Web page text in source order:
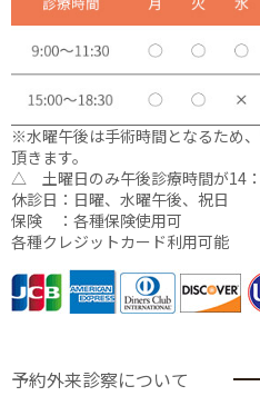
※水曜午後は手術時間となるため
頂きます。
△ 土曜日のみ午後診療時間が14：
休診日：日曜、水曜午後、祝日
保険 ：各種保険使用可
各種クレジットカード利用可能
予約外来診察について